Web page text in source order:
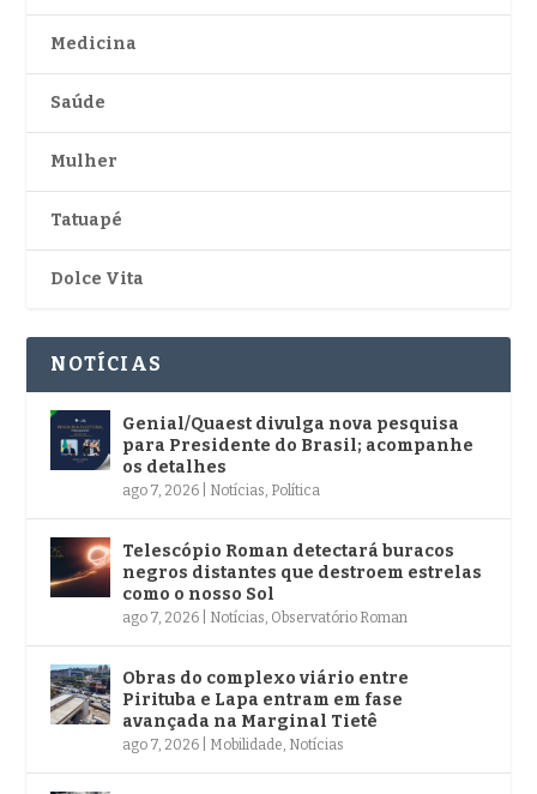
Medicina
Saúde
Mulher
Tatuapé
Dolce Vita
NOTÍCIAS
Genial/Quaest divulga nova pesquisa
para Presidente do Brasil; acompanhe
os detalhes
ago 7, 2026 Notícias, Política
Telescópio Roman detectará buracos
negros distantes que destroem estrelas
como o nosso Sol
ago 7, 2026 Notícias, Observatório Roman
Obras do complexo viário entre
Pirituba e Lapa entram em fase
avançada na Marginal Tietê
ago 7, 2026 Mobilidade, Notícias